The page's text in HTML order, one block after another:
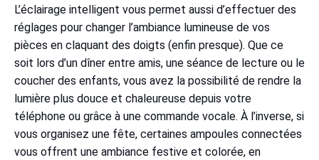
L’éclairage intelligent vous permet aussi d’effectuer des
réglages pour changer l’ambiance lumineuse de vos
pièces en claquant des doigts (enfin presque). Que ce
soit lors d’un dîner entre amis, une séance de lecture ou le
coucher des enfants, vous avez la possibilité de rendre la
lumière plus douce et chaleureuse depuis votre
téléphone ou grâce à une commande vocale. À l’inverse, si
vous organisez une fête, certaines ampoules connectées
vous offrent une ambiance festive et colorée, en